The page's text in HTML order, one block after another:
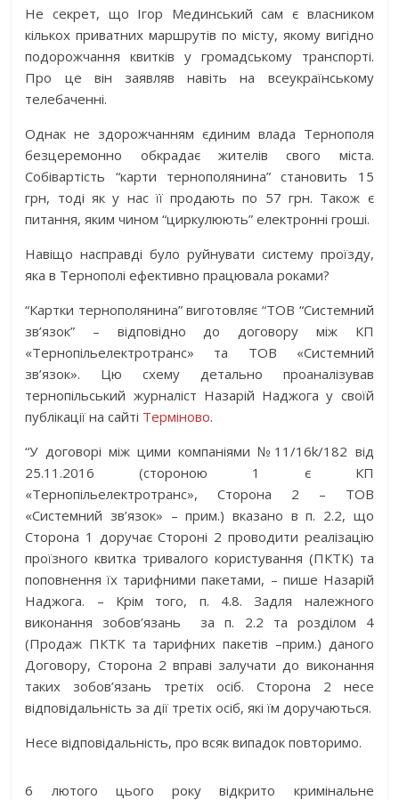
Не секрет, що Ігор Мединський сам є власником
кількох приватних маршрутів по місту, якому вигідно
подорожчання квитків у громадському транспорті.
Про це він заявляв навіть на всеукраїнському
телебаченні.
Однак не здорожчанням єдиним влада Тернополя
безцеремонно обкрадає жителів свого міста.
Собівартість “карти тернополянина” становить 15
грн, тоді як у нас її продають по 57 грн. Також є
питання, яким чином “циркулюють” електронні гроші.
Навіщо насправді було руйнувати систему проїзду,
яка в Тернополі ефективно працювала роками?
“Картки тернополянина” виготовляє “ТОВ “Системний
зв’язок” – відповідно до договору між КП
«Тернопільелектротранс» та ТОВ «Системний
зв’язок». Цю схему детально проаналізував
тернопільський журналіст Назарій Наджога у своїй
публікації на сайті Терміново.
“У договорі між цими компаніями №11/16k/182 від
25.11.2016 (стороною 1 є КП
«Тернопільелектротранс», Сторона 2 – ТОВ
«Системний зв’язок» – прим.) вказано в п. 2.2, що
Сторона 1 доручає Стороні 2 проводити реалізацію
проїзного квитка тривалого користування (ПКТК) та
поповнення їх тарифними пакетами, – пише Назарій
Наджога. – Крім того, п. 4.8. Задля належного
виконання зобов’язань за п. 2.2 та розділом 4
(Продаж ПКТК та тарифних пакетів –прим.) даного
Договору, Сторона 2 вправі залучати до виконання
таких зобов’язань третіх осіб. Сторона 2 несе
відповідальність за дії третіх осіб, які їм доручаються.
Несе відповідальність, про всяк випадок повторимо.
6 лютого цього року відкрито кримінальне